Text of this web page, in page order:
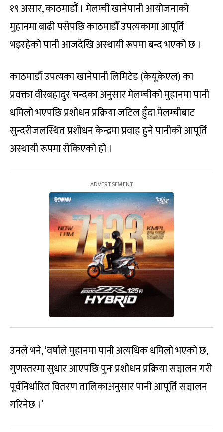
१९ असार, काठमाडौं । मेलम्ची खानेपानी आयोजनाको
मुहानमा बाढी पसेपछि काठमाडौँ उपत्यकामा आपूर्ति
भइरहेको पानी आजदेखि अस्थायी रूपमा बन्द भएको छ ।
काठमाडौँ उपत्यका खानेपानी लिमिटेड (केयूकेएल) का
प्रवक्ता वीरबहादुर चन्दका अनुसार मेलम्चीको मुहानमा पानी
धमिलो भएपछि प्रशोधन प्रक्रिया जटिल हुँदा मेलम्चीबाट
सुन्दरीजलस्थित प्रशोधन केन्द्रमा प्रवाह हुने पानीको आपूर्ति
अस्थायी रूपमा रोकिएको हो ।
उनले भने, ‘वर्षाले मुहानमा पानी अत्यधिक धमिलो भएको छ,
गुणस्तरमा सुधार आएपछि पुनः प्रशोधन प्रक्रिया सञ्चालन गरी
पूर्वनिर्धारित वितरण तालिकाअनुसार पानी आपूर्ति सञ्चालन
गरिनेछ ।’